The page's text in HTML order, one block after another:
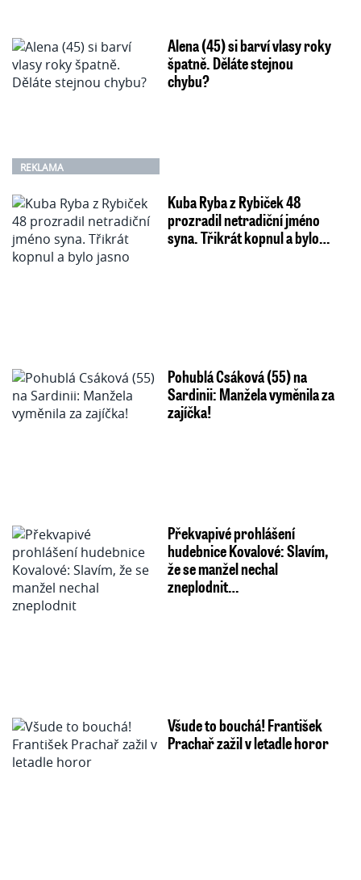
REKLAMA
Alena (45) si barví vlasy roky
špatně. Děláte stejnou
chybu?
Kuba Ryba z Rybiček 48
prozradil netradiční jméno
syna. Třikrát kopnul a bylo…
Pohublá Csáková (55) na
Sardinii: Manžela vyměnila za
zajíčka!
Překvapivé prohlášení
hudebnice Kovalové: Slavím,
že se manžel nechal
zneplodnit…
Všude to bouchá! František
Prachař zažil v letadle horor